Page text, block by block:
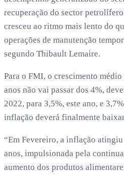
recuperação do sector
cresceu ao ritmo mais lento do
operações de manutenção
segundo Thibault Lemaire.
Para o FMI, o crescimento
anos não vai passar dos 4%,
2022, para 3,5%, este ano, e
inflação deverá finalmente
“Em Fevereiro, a inflação
anos, impulsionada pela
aumento dos produtos